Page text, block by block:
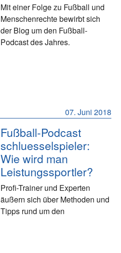
Mit einer Folge zu Fußball und
Menschenrechte bewirbt sich
der Blog um den Fußball-
Podcast des Jahres.
07. Juni 2018
Fußball-Podcast
schluesselspieler:
Wie wird man
Leistungssportler?
Profi-Trainer und Experten
äußern sich über Methoden und
Tipps rund um den